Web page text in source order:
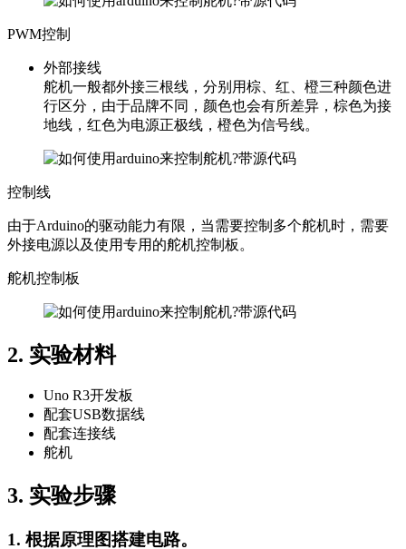
PWM控制
外部接线
舵机一般都外接三根线，分别用棕、红、橙三种颜色进
行区分，由于品牌不同，颜色也会有所差异，棕色为接
地线，红色为电源正极线，橙色为信号线。
控制线
由于Arduino的驱动能力有限，当需要控制多个舵机时，需要
外接电源以及使用专用的舵机控制板。
舵机控制板
2. 实验材料
Uno R3开发板
配套USB数据线
配套连接线
舵机
3. 实验步骤
1. 根据原理图搭建电路。